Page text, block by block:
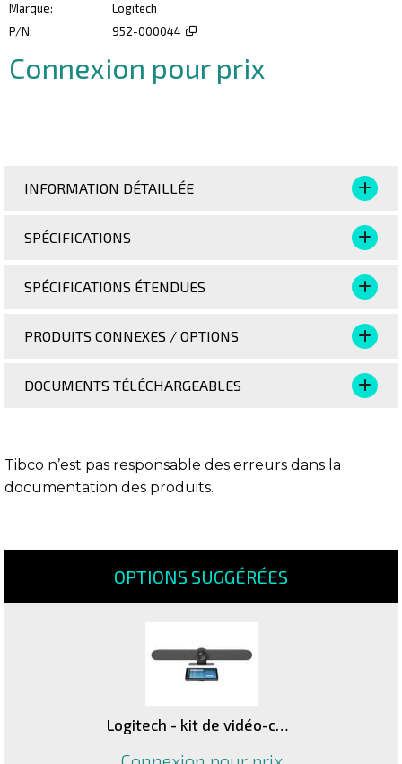
Marque
Logitech
P/N
952-000044
Connexion pour prix
INFORMATION DÉTAILLÉE
SPÉCIFICATIONS
SPÉCIFICATIONS ÉTENDUES
PRODUITS CONNEXES / OPTIONS
DOCUMENTS TÉLÉCHARGEABLES
Tibco n’est pas responsable des erreurs dans la
documentation des produits.
OPTIONS SUGGÉRÉES
Logitech - kit de vidéo-conférence